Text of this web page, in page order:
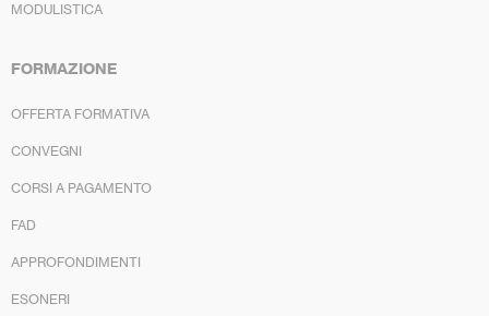
MODULISTICA
FORMAZIONE
OFFERTA FORMATIVA
CONVEGNI
CORSI A PAGAMENTO
FAD
APPROFONDIMENTI
ESONERI